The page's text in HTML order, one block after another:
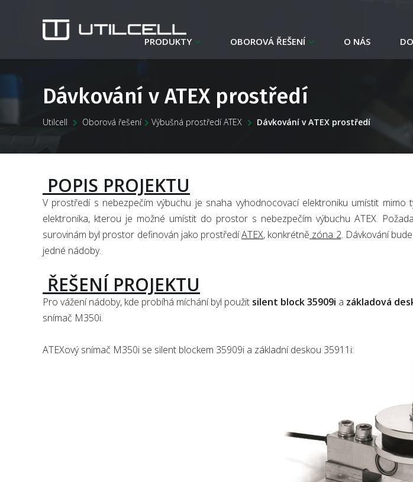
PRODUKTY OBOROVÁ ŘEŠENÍ O NÁS
Dávkování v ATEX prostředí
Utilcell Oborová řešení Výbušná prostředí ATEX Dávkování v ATEX prostředí
POPIS PROJEKTU
V prostředí s nebezpečím výbuchu je snaha vyhodnocovací elektroniku umístit
elektronika, kterou je možné umístit do prostor s nebezpečím výbuchu ATEX.
surovinám byl prostor definován jako prostředíATEX, konkrétně zóna 2. Dávkování
jedné nádoby.
ŘEŠENÍ PROJEKTU
Pro vážení nádoby, kde probíhá míchání byl použit silent block 35909i a základová
snímač M350i.
ATEXový snímač M350i se silent blockem 35909i a základní deskou 35911i: